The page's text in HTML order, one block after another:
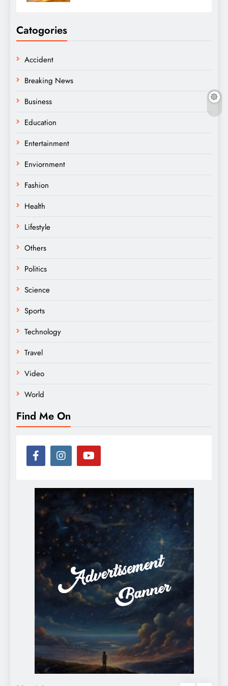
Catogories
Accident
Breaking News
Business
Education
Entertainment
Enviornment
Fashion
Health
Lifestyle
Others
Politics
Science
Sports
Technology
Travel
Video
World
Find Me On